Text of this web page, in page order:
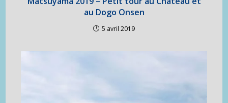
au Dogo Onsen
5 avril 2019